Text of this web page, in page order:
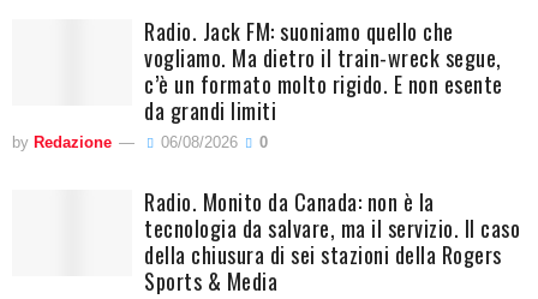
Radio. Jack FM: suoniamo quello che
vogliamo. Ma dietro il train-wreck segue,
c’è un formato molto rigido. E non esente
da grandi limiti
by Redazione 06/08/2026 0
Radio. Monito da Canada: non è la
tecnologia da salvare, ma il servizio. Il caso
della chiusura di sei stazioni della Rogers
Sports & Media